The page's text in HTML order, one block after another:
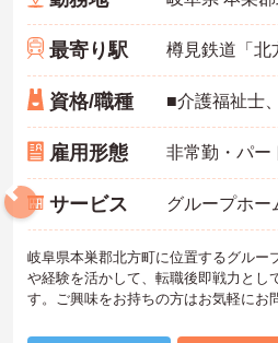
最寄り駅
資格/職種
雇用形態
サービス グループホー
岐阜県本巣郡北方町に位置するグルー
や経験を活かして、転職後即戦力とし
す。ご興味をお持ちの方はお気軽にお